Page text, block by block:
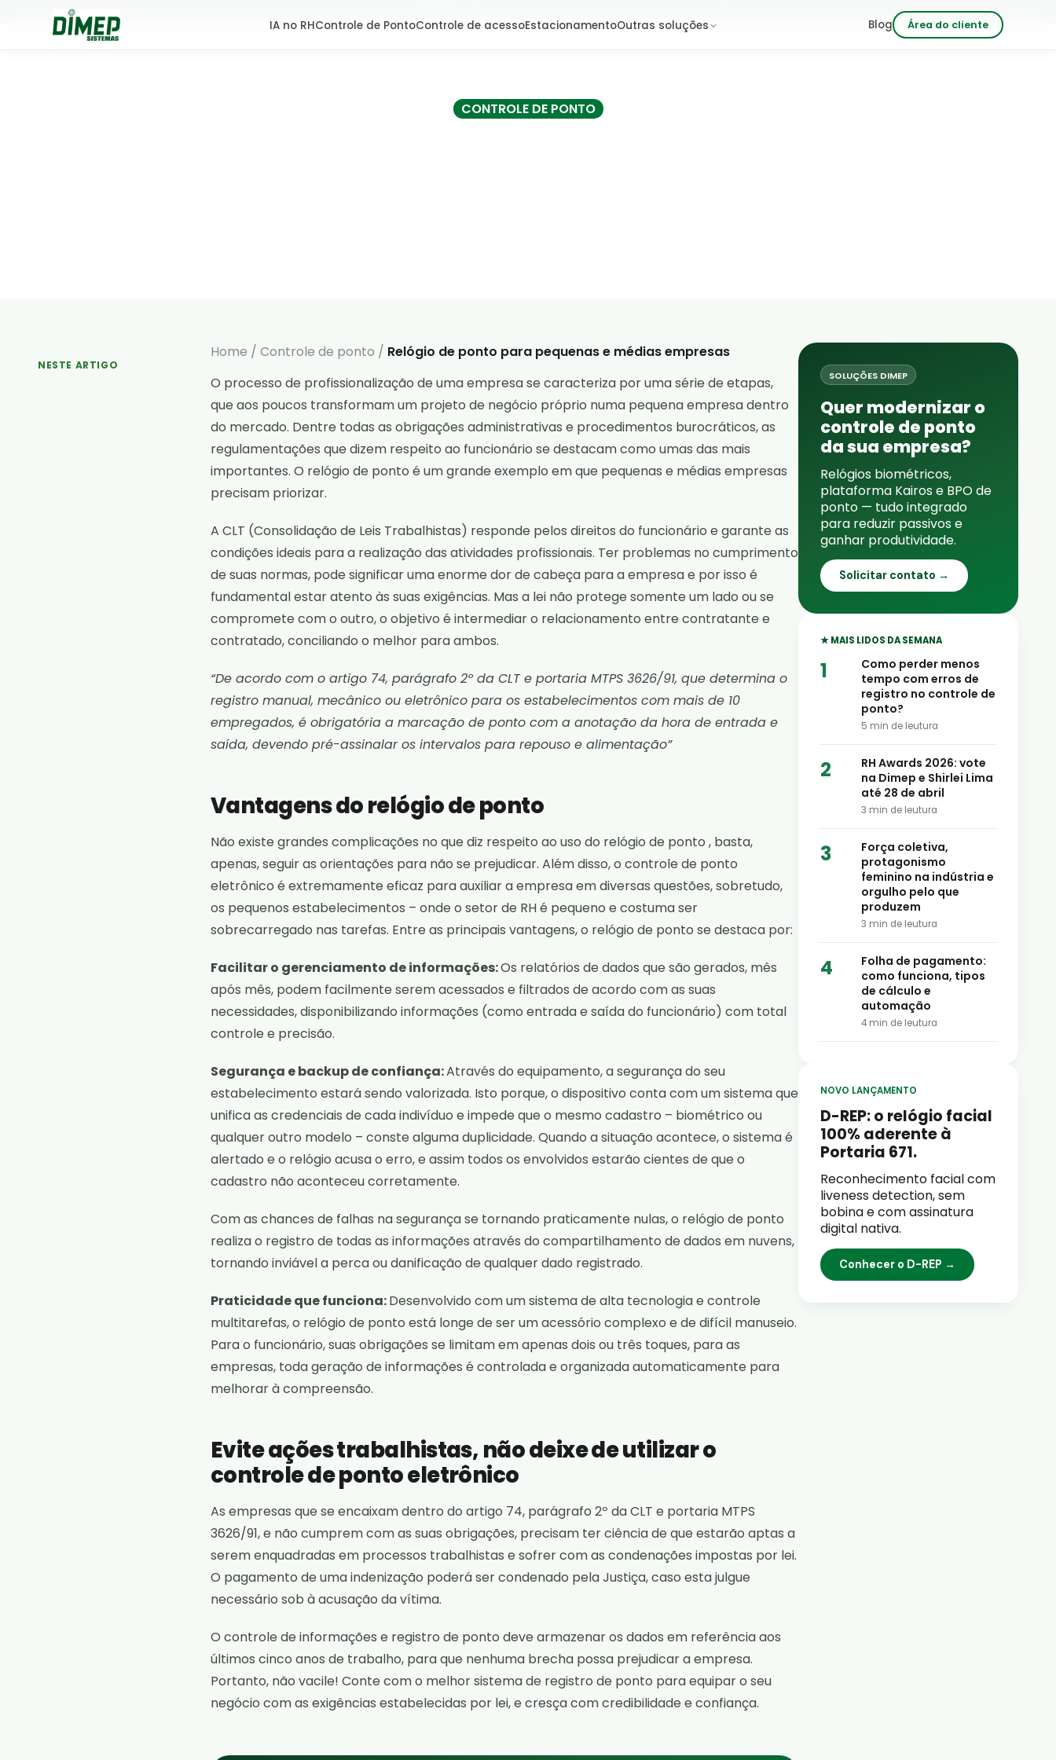
IA no RHControle de PontoControle de acessoEstacionamentoOutras soluções Blog Área do cliente
CONTROLE DE PONTO
NESTE ARTIGO
Home / Controle de ponto / Relógio de ponto para pequenas e médias empresas
O processo de profissionalização de uma empresa se caracteriza por uma série de etapas,
que aos poucos transformam um projeto de negócio próprio numa pequena empresa dentro
do mercado. Dentre todas as obrigações administrativas e procedimentos burocráticos, as
regulamentações que dizem respeito ao funcionário se destacam como umas das mais
importantes. O relógio de ponto é um grande exemplo em que pequenas e médias empresas
precisam priorizar.
A CLT (Consolidação de Leis Trabalhistas) responde pelos direitos do funcionário e garante as
condições ideais para a realização das atividades profissionais. Ter problemas no cumprimento
de suas normas, pode significar uma enorme dor de cabeça para a empresa e por isso é
fundamental estar atento às suas exigências. Mas a lei não protege somente um lado ou se
compromete com o outro, o objetivo é intermediar o relacionamento entre contratante e
contratado, conciliando o melhor para ambos.
“De acordo com o artigo 74, parágrafo 2º da CLT e portaria MTPS 3626/91, que determina o
registro manual, mecânico ou eletrônico para os estabelecimentos com mais de 10
empregados, é obrigatória a marcação de ponto com a anotação da hora de entrada e
saída, devendo pré-assinalar os intervalos para repouso e alimentação”
Vantagens do relógio de ponto
Não existe grandes complicações no que diz respeito ao uso do relógio de ponto , basta,
apenas, seguir as orientações para não se prejudicar. Além disso, o controle de ponto
eletrônico é extremamente eficaz para auxiliar a empresa em diversas questões, sobretudo,
os pequenos estabelecimentos – onde o setor de RH é pequeno e costuma ser
sobrecarregado nas tarefas. Entre as principais vantagens, o relógio de ponto se destaca por:
Facilitar o gerenciamento de informações:Os relatórios de dados que são gerados, mês
após mês, podem facilmente serem acessados e filtrados de acordo com as suas
necessidades, disponibilizando informações (como entrada e saída do funcionário) com total
controle e precisão.
Segurança e backup de confiança:Através do equipamento, a segurança do seu
estabelecimento estará sendo valorizada. Isto porque, o dispositivo conta com um sistema que
unifica as credenciais de cada indivíduo e impede que o mesmo cadastro – biométrico ou
qualquer outro modelo – conste alguma duplicidade. Quando a situação acontece, o sistema é
alertado e o relógio acusa o erro, e assim todos os envolvidos estarão cientes de que o
cadastro não aconteceu corretamente.
Com as chances de falhas na segurança se tornando praticamente nulas, o relógio de ponto
realiza o registro de todas as informações através do compartilhamento de dados em nuvens,
tornando inviável a perca ou danificação de qualquer dado registrado.
Praticidade que funciona:Desenvolvido com um sistema de alta tecnologia e controle
multitarefas, o relógio de ponto está longe de ser um acessório complexo e de difícil manuseio.
Para o funcionário, suas obrigações se limitam em apenas dois ou três toques, para as
empresas, toda geração de informações é controlada e organizada automaticamente para
melhorar à compreensão.
Evite ações trabalhistas, não deixe de utilizar o
controle de ponto eletrônico
As empresas que se encaixam dentro do artigo 74, parágrafo 2º da CLT e portaria MTPS
3626/91, e não cumprem com as suas obrigações, precisam ter ciência de que estarão aptas a
serem enquadradas em processos trabalhistas e sofrer com as condenações impostas por lei.
O pagamento de uma indenização poderá ser condenado pela Justiça, caso esta julgue
necessário sob à acusação da vítima.
O controle de informações e registro de ponto deve armazenar os dados em referência aos
últimos cinco anos de trabalho, para que nenhuma brecha possa prejudicar a empresa.
Portanto, não vacile! Conte com o melhor sistema de registro de ponto para equipar o seu
negócio com as exigências estabelecidas por lei, e cresça com credibilidade e confiança.
SOLUÇÕES DIMEP
Quer modernizar o
controle de ponto
da sua empresa?
Relógios biométricos,
plataforma Kairos e BPO de
ponto — tudo integrado
para reduzir passivos e
ganhar produtividade.
Solicitar contato →
★ MAIS LIDOS DA SEMANA
Como perder menos
tempo com erros de
registro no controle de
ponto?
5 min de leutura
RH Awards 2026: vote
na Dimep e Shirlei Lima
até 28 de abril
3 min de leutura
Força coletiva,
protagonismo
feminino na indústria e
orgulho pelo que
produzem
3 min de leutura
Folha de pagamento:
como funciona, tipos
de cálculo e
automação
4 min de leutura
NOVO LANÇAMENTO
D-REP: o relógio facial
100% aderente à
Portaria 671.
Reconhecimento facial com
liveness detection, sem
bobina e com assinatura
digital nativa.
Conhecer o D-REP →